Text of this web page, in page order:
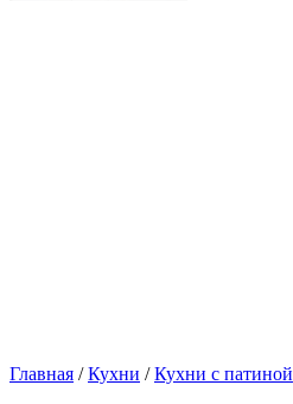
Главная /Кухни /Кухни с патиной